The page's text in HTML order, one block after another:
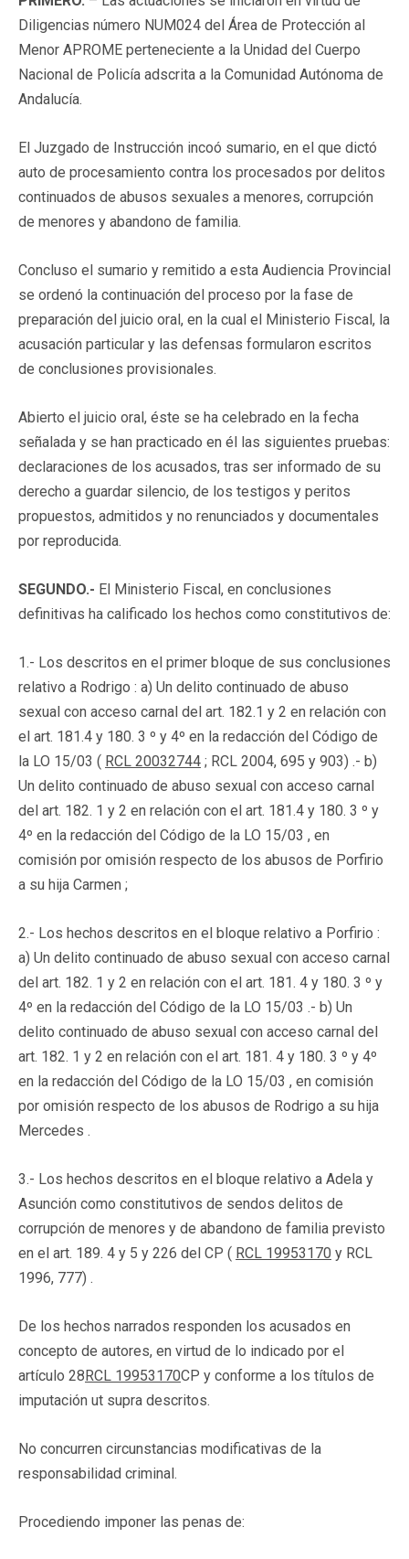
Diligencias número NUM024 del Área de Protección al
Menor APROME perteneciente a la Unidad del Cuerpo
Nacional de Policía adscrita a la Comunidad Autónoma de
Andalucía.
El Juzgado de Instrucción incoó sumario, en el que dictó
auto de procesamiento contra los procesados por delitos
continuados de abusos sexuales a menores, corrupción
de menores y abandono de familia.
Concluso el sumario y remitido a esta Audiencia Provincial
se ordenó la continuación del proceso por la fase de
preparación del juicio oral, en la cual el Ministerio Fiscal, la
acusación particular y las defensas formularon escritos
de conclusiones provisionales.
Abierto el juicio oral, éste se ha celebrado en la fecha
señalada y se han practicado en él las siguientes pruebas:
declaraciones de los acusados, tras ser informado de su
derecho a guardar silencio, de los testigos y peritos
propuestos, admitidos y no renunciados y documentales
por reproducida.
SEGUNDO.- El Ministerio Fiscal, en conclusiones
definitivas ha calificado los hechos como constitutivos de:
1.- Los descritos en el primer bloque de sus conclusiones
relativo a Rodrigo : a) Un delito continuado de abuso
sexual con acceso carnal del art. 182.1 y 2 en relación con
el art. 181.4 y 180. 3 º y 4º en la redacción del Código de
la LO 15/03 ( RCL 20032744 ; RCL 2004, 695 y 903) .- b)
Un delito continuado de abuso sexual con acceso carnal
del art. 182. 1 y 2 en relación con el art. 181.4 y 180. 3 º y
4º en la redacción del Código de la LO 15/03 , en
comisión por omisión respecto de los abusos de Porfirio
a su hija Carmen ;
2.- Los hechos descritos en el bloque relativo a Porfirio :
a) Un delito continuado de abuso sexual con acceso carnal
del art. 182. 1 y 2 en relación con el art. 181. 4 y 180. 3 º y
4º en la redacción del Código de la LO 15/03 .- b) Un
delito continuado de abuso sexual con acceso carnal del
art. 182. 1 y 2 en relación con el art. 181. 4 y 180. 3 º y 4º
en la redacción del Código de la LO 15/03 , en comisión
por omisión respecto de los abusos de Rodrigo a su hija
Mercedes .
3.- Los hechos descritos en el bloque relativo a Adela y
Asunción como constitutivos de sendos delitos de
corrupción de menores y de abandono de familia previsto
en el art. 189. 4 y 5 y 226 del CP ( RCL 19953170 y RCL
1996, 777) .
De los hechos narrados responden los acusados en
concepto de autores, en virtud de lo indicado por el
artículo 28RCL 19953170CP y conforme a los títulos de
imputación ut supra descritos.
No concurren circunstancias modificativas de la
responsabilidad criminal.
Procediendo imponer las penas de: